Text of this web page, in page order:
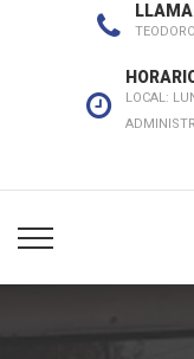
LOCAL: